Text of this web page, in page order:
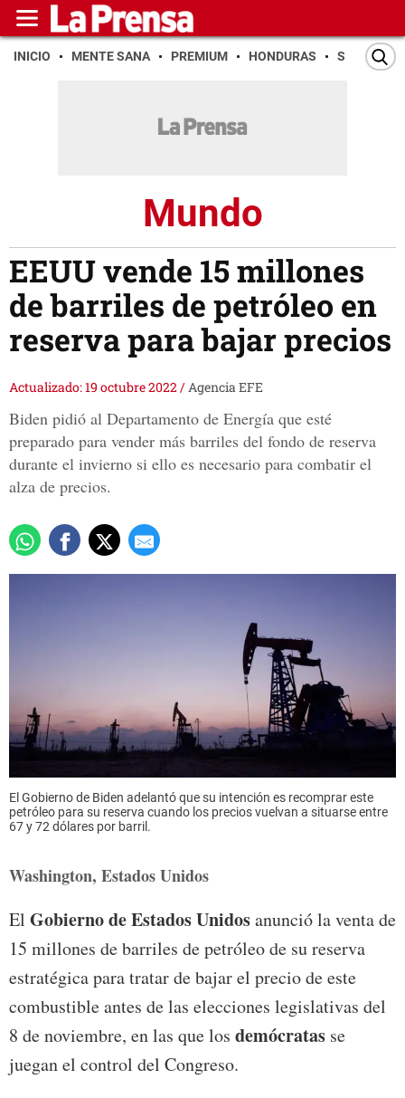
INICIO MENTE SANA PREMIUM HONDURAS SAN PEDRO
Mundo
EEUU vende 15 millones
de barriles de petróleo en
reserva para bajar precios
Actualizado: 19 octubre 2022/Agencia EFE
Biden pidió al Departamento de Energía que esté
preparado para vender más barriles del fondo de reserva
durante el invierno si ello es necesario para combatir el
alza de precios.
El Gobierno de Biden adelantó que su intención es recomprar este
petróleo para su reserva cuando los precios vuelvan a situarse entre
67 y 72 dólares por barril.
Washington, Estados Unidos
El Gobierno de Estados Unidosanunció la venta de
15 millones de barriles de petróleo de su reserva
estratégica para tratar de bajar el precio de este
combustible antes de las elecciones legislativas del
8 de noviembre, en las que los demócratas se
juegan el control del Congreso.